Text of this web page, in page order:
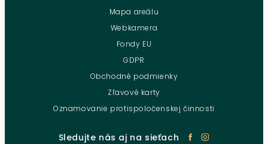
Mapa areálu
Webkamera
Fondy EU
GDPR
Obchodné podmienky
Zľavové karty
Oznamovanie protispoločenskej činnosti
Sledujte nás aj na sieťach